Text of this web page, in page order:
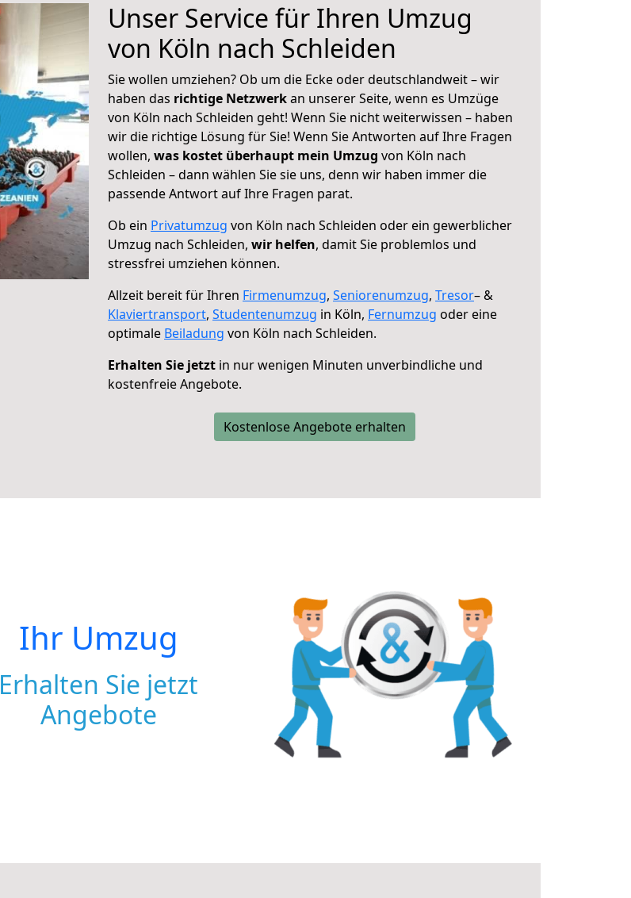
Unser Service für Ihren Umzug
von Köln nach Schleiden
Sie wollen umziehen? Ob um die Ecke oder deutschlandweit – wir
haben das richtige Netzwerkan unserer Seite, wenn es Umzüge
von Köln nach Schleiden geht! Wenn Sie nicht weiterwissen – haben
wir die richtige Lösung für Sie! Wenn Sie Antworten auf Ihre Fragen
wollen, was kostet überhaupt mein Umzug von Köln nach
Schleiden – dann wählen Sie sie uns, denn wir haben immer die
passende Antwort auf Ihre Fragen parat.
Ob ein Privatumzug von Köln nach Schleiden oder ein gewerblicher
Umzug nach Schleiden, wir helfen, damit Sie problemlos und
stressfrei umziehen können.
Allzeit bereit für Ihren Firmenumzug, Seniorenumzug, Tresor– &
Klaviertransport, Studentenumzug in Köln, Fernumzug oder eine
optimale Beiladung von Köln nach Schleiden.
Erhalten Sie jetzt in nur wenigen Minuten unverbindliche und
kostenfreie Angebote.
Kostenlose Angebote erhalten
Ihr Umzug
Erhalten Sie jetzt
Angebote